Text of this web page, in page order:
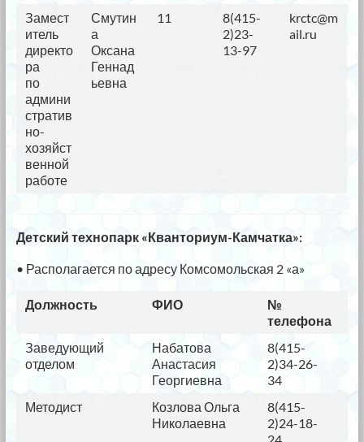
Замест
итель
директо
ра
по
админи
стратив
но-
хозяйст
венной
работе
Смутин
а
Оксана
Геннад
ьевна
11
8(415-
2)23-
13-97
krctc@m
ail.ru
Детский технопарк «Кванториум-Камчатка»:
• Располагается по адресу Комсомольская 2 «а»
Должность ФИО
№
телефона
Заведующий
отделом
Набатова
Анастасия
Георгиевна
8(415-
2)34-26-
34
Методист
Козлова Ольга
Николаевна
8(415-
2)24-18-